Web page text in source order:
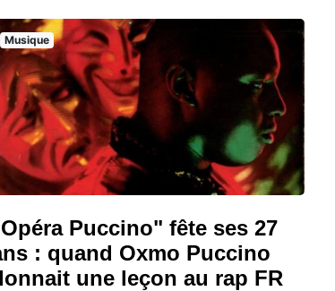
Musique
Puccino" fête ses 27
: quand Oxmo Puccino
une leçon au rap FR